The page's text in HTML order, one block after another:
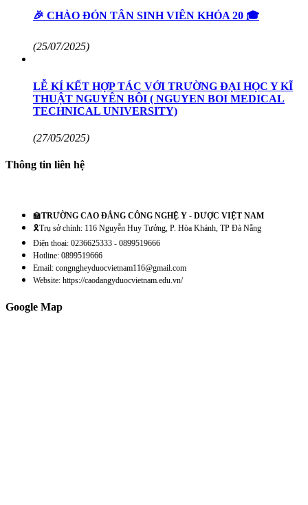
🎉 CHÀO ĐÓN TÂN SINH VIÊN KHÓA 20 🎓
(25/07/2025)
LỄ KÍ KẾT HỢP TÁC VỚI TRƯỜNG ĐẠI HỌC Y KĨ
THUẬT NGUYÊN BÔI ( NGUYEN BOI MEDICAL
TECHNICAL UNIVERSITY)
(27/05/2025)
Thông tin liên hệ
🏫TRƯỜNG CAO ĐẲNG CÔNG NGHỆ Y - DƯỢC VIỆT NAM
🎗️Trụ sở chính: 116 Nguyễn Huy Tưởng, P. Hòa Khánh, TP Đà Nẵng
Điện thoại: 0236625333 - 0899519666
Hotline: 0899519666
Email: congngheyduocvietnam116@gmail.com
Website: https://caodangyduocvietnam.edu.vn/
Google Map